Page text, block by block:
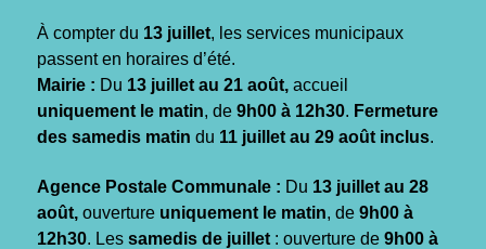
À compter du 13 juillet, les services municipaux
passent en horaires d’été.
Mairie : Du 13 juillet au 21 août, accueil
uniquement le matin, de 9h00 à 12h30. Fermeture
des samedis matin du 11 juillet au 29 août inclus.
Agence Postale Communale : Du 13 juillet au 28
août, ouverture uniquement le matin, de 9h00 à
12h30. Les samedis de juillet : ouverture de 9h00 à